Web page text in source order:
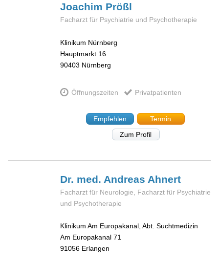
Joachim Prößl
Facharzt für Psychiatrie und Psychotherapie
Klinikum Nürnberg
Hauptmarkt 16
90403 Nürnberg
Öffnungszeiten Privatpatienten
Empfehlen
Termin
Zum Profil
Dr. med. Andreas Ahnert
Facharzt für Neurologie, Facharzt für Psychiatrie
und Psychotherapie
Klinikum Am Europakanal, Abt. Suchtmedizin
Am Europakanal 71
91056 Erlangen